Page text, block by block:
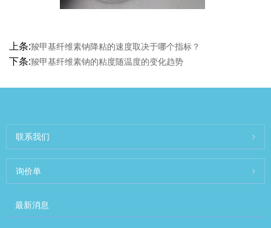
上条:羧甲基纤维素钠降粘的速度取决于哪个指标？
下条:羧甲基纤维素钠的粘度随温度的变化趋势
联系我们
询价单
最新消息